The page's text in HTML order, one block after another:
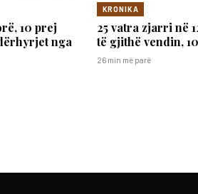
10 prej
nga
KRONIKA
25 vatra zjarri në
të gjithë vendin,
26 min më parë